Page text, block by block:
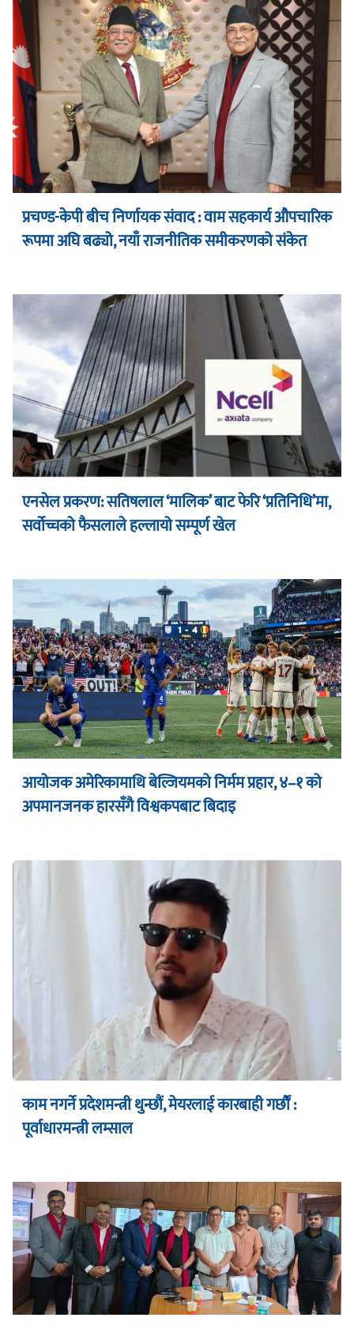
प्रचण्ड-केपी बीच निर्णायक संवाद : वाम सहकार्य औपचारिक
रूपमा अघि बढ्यो, नयाँ राजनीतिक समीकरणको संकेत
एनसेल प्रकरण: सतिषलाल ‘मालिक’ बाट फेरि ‘प्रतिनिधि’मा,
सर्वोच्चको फैसलाले हल्लायो सम्पूर्ण खेल
आयोजक अमेरिकामाथि बेल्जियमको निर्मम प्रहार, ४–१ को
अपमानजनक हारसँगै विश्वकपबाट बिदाइ
काम नगर्ने प्रदेशमन्त्री थुन्छौं, मेयरलाई कारबाही गर्छौं :
पूर्वाधारमन्त्री लम्साल